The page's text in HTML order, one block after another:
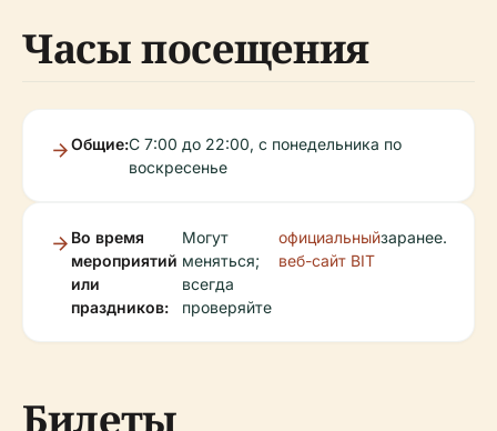
Часы посещения
Общие:С 7:00 до 22:00, с понедельника по
воскресенье
Во время
мероприятий
или
праздников:
Могут
меняться;
всегда
проверяйте
официальный
веб-сайт BIT
заранее.
Билеты